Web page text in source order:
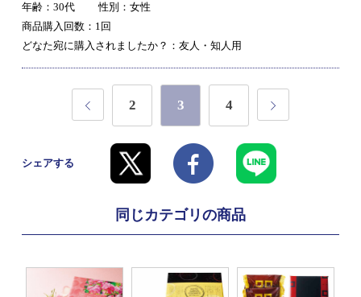
年齢：30代
性別：女性
商品購入回数：1回
どなた宛に購入されましたか？：友人・知人用
2 3 4
シェアする
同じカテゴリの商品